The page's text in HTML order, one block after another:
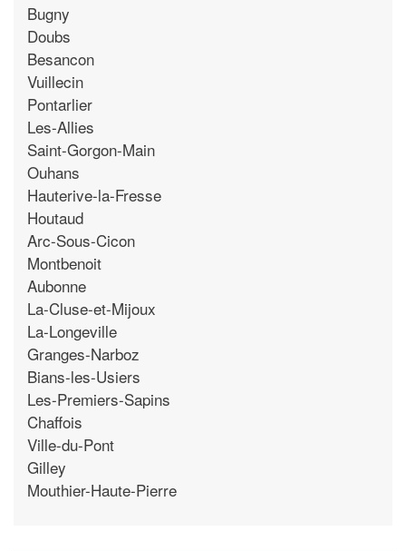
Bugny
Doubs
Besancon
Vuillecin
Pontarlier
Les-Allies
Saint-Gorgon-Main
Ouhans
Hauterive-la-Fresse
Houtaud
Arc-Sous-Cicon
Montbenoit
Aubonne
La-Cluse-et-Mijoux
La-Longeville
Granges-Narboz
Bians-les-Usiers
Les-Premiers-Sapins
Chaffois
Ville-du-Pont
Gilley
Mouthier-Haute-Pierre